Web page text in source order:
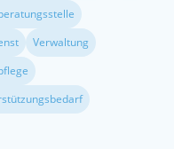
Verwaltung
Pflege- und Unterstützungsbedarf